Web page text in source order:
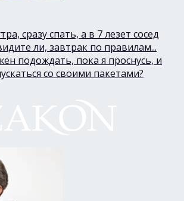
сразу спать, а в 7 лезет сосед
ли, завтрак по правилам...
подождать, пока я проснусь, и
со своими пакетами?